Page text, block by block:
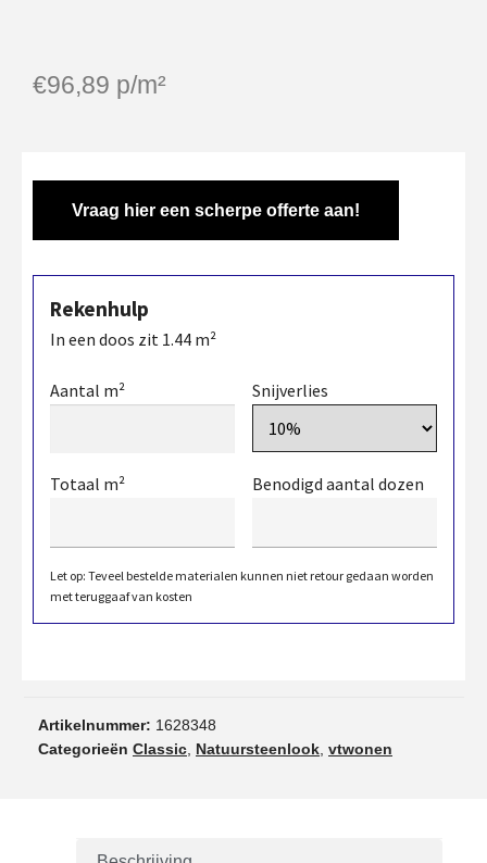
€96,89 p/m²
Vraag hier een scherpe offerte aan!
Rekenhulp
In een doos zit 1.44 m²
Aantal m² Snijverlies
Totaal m² Benodigd aantal dozen
Let op: Teveel bestelde materialen kunnen niet retour gedaan worden
met teruggaaf van kosten
Artikelnummer: 1628348
Categorieën Classic Natuursteenlook vtwonen